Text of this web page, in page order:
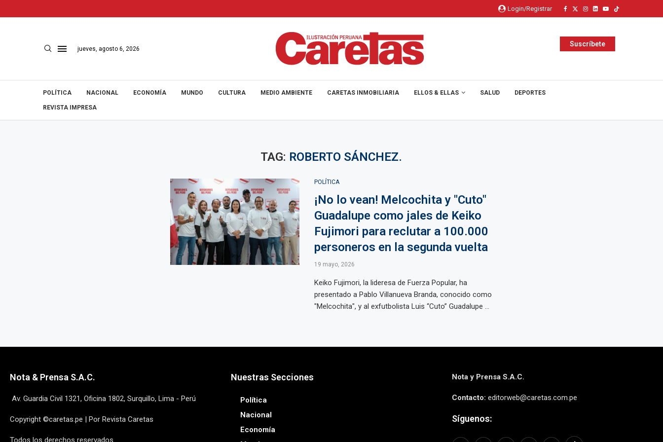
Login/Registrar
jueves, agosto 6, 2026
Suscríbete
POLÍTICA NACIONAL ECONOMÍA MUNDO CULTURA MEDIO AMBIENTE CARETAS INMOBILIARIA ELLOS & ELLAS SALUD DEPORTES
REVISTA IMPRESA
TAG: ROBERTO SÁNCHEZ.
POLÍTICA
¡No lo vean! Melcochita y "Cuto"
Guadalupe como jales de Keiko
Fujimori para reclutar a 100.000
personeros en la segunda vuelta
19 mayo, 2026
Keiko Fujimori, la lideresa de Fuerza Popular, ha
presentado a Pablo Villanueva Branda, conocido como
"Melcochita", y al exfutbolista Luis “Cuto” Guadalupe ...
Nota & Prensa S.A.C.
Av. Guardia Civil 1321, Oficina 1802, Surquillo, Lima - Perú
Copyright ©caretas.pe | Por Revista Caretas
Todos los derechos reservados
Nuestras Secciones
Política
Nacional
Economía
Nota y Prensa S.A.C.
Contacto: editorweb@caretas.com.pe
Síguenos: